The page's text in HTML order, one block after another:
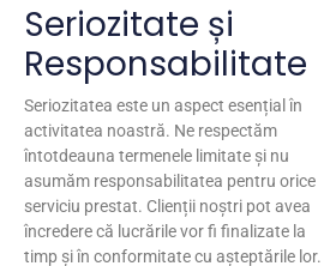
Seriozitate și
Responsabilitate
Seriozitatea este un aspect esențial în
activitatea noastră. Ne respectăm
întotdeauna termenele limitate și nu
asumăm responsabilitatea pentru orice
serviciu prestat. Clienții noștri pot avea
încredere că lucrările vor fi finalizate la
timp și în conformitate cu așteptările lor.